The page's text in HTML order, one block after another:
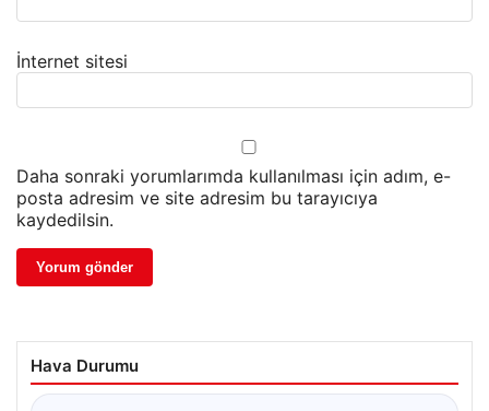
İnternet sitesi
Daha sonraki yorumlarımda kullanılması için adım, e-
posta adresim ve site adresim bu tarayıcıya
kaydedilsin.
Hava Durumu